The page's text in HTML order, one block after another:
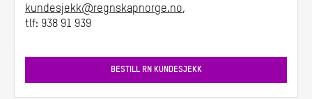
kundesjekk@regnskapnorge.no,
tlf: 938 91 939
BESTILL RN KUNDESJEKK